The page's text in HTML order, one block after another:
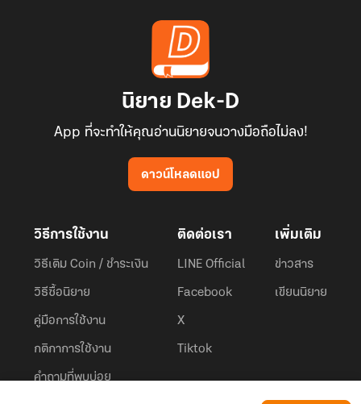
นิยาย Dek-D
App ที่จะทำให้คุณอ่านนิยายจนวางมือถือไม่ลง!
ดาวน์โหลดแอป
วิธีการใช้งาน
วิธีเติม Coin / ชำระเงิน
วิธีซื้อนิยาย
คู่มือการใช้งาน
กติกาการใช้งาน
คำถามที่พบบ่อย
ติดต่อเรา
LINE Official
Facebook
X
Tiktok
เพิ่มเติม
ข่าวสาร
เขียนนิยาย